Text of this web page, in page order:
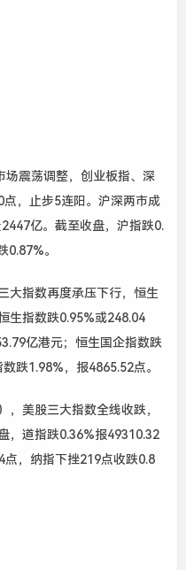
震荡调整，创业板指、深
，止步5连阳。沪深两市成
亿。截至收盘，沪指跌0.
0.87%。
大指数再度承压下行，恒生
生指数跌0.95%或248.04
亿港元；恒生国企指数跌
跌1.98%，报4865.52点。
美股三大指数全线收跌，
，道指跌0.36%报49310.32
，纳指下挫219点收跌0.8